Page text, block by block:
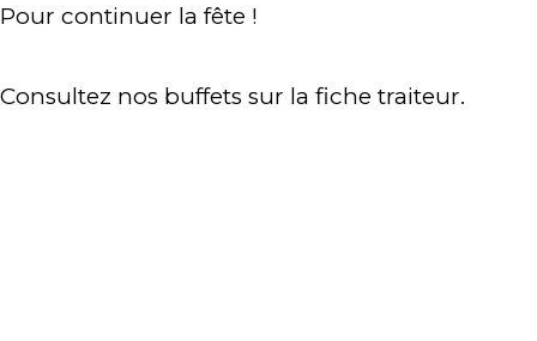
Pour continuer la fête !
Consultez nos buffets sur la fiche traiteur.